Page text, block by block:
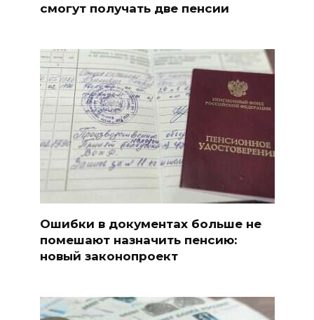
смогут получать две пенсии
Ошибки в документах больше не
помешают назначить пенсию:
новый законопроект